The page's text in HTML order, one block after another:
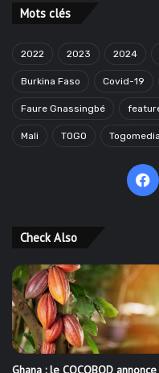
Mots clés
2022 2023 2024
Burkina Faso Covid-19
Faure Gnassingbé
Mali TOGO
Check Also
Ghana : le COCOBOD annonce